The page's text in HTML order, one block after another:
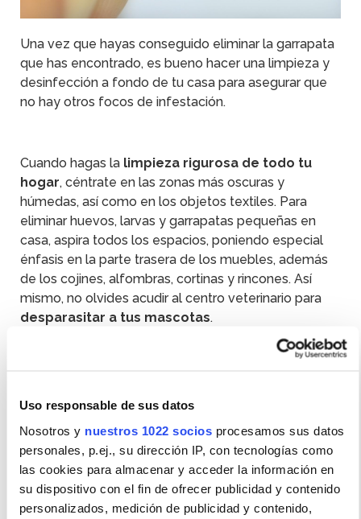
Uso responsable de sus datos
Nosotros y nuestros 1022 sociosprocesamos sus datos
personales, p.ej., su dirección IP, con tecnologías como
las cookies para almacenar y acceder la información en
su dispositivo con el fin de ofrecer publicidad y contenido
personalizados, medición de publicidad y contenido,
Una vez que hayas conseguido eliminar la garrapata
que has encontrado, es bueno hacer una limpieza y
desinfección a fondo de tu casa para asegurar que
no hay otros focos de infestación.
Cuando hagas la limpieza rigurosa de todo tu
hogar, céntrate en las zonas más oscuras y
húmedas, así como en los objetos textiles. Para
eliminar huevos, larvas y garrapatas pequeñas en
casa, aspira todos los espacios, poniendo especial
énfasis en la parte trasera de los muebles, además
de los cojines, alfombras, cortinas y rincones. Así
mismo, no olvides acudir al centro veterinario para
desparasitar a tus mascotas.
tu hogar puedes usar un insecticida que, aparte de
acabar con los insectos, actúe también como efecto
barrera protectora alejándolos de tu casa. El
aerosol mata insectos rastreros de Orionacaba
con garrapatas al instante y actúa incluso varias
semanas después (evita el desarrollo de los huevos
y las larvas).